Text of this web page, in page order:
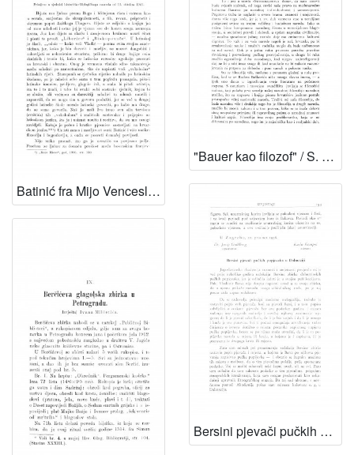
Batinić fra Mijo Venceslav. : (* 25. X. 1846. - 26. VIII: 1921.) / J. Jelenić
"Bauer kao filozof" / S. Zimmermann
Bersini pjevači pučkih popjevaka u Dalmaciji / B. Širola